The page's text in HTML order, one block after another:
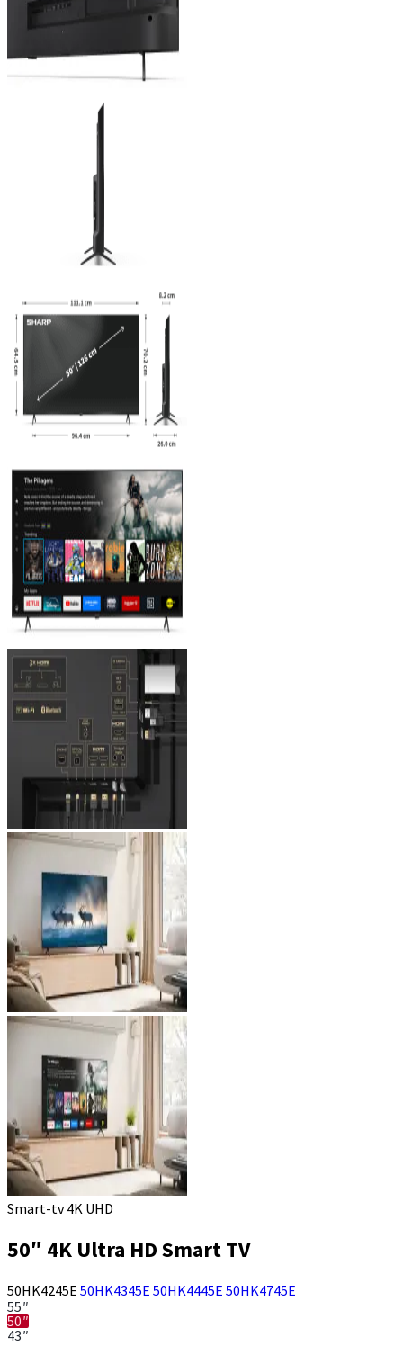
Smart-tv 4K UHD
50″ 4K Ultra HD Smart TV
50HK4245E 50HK4345E 50HK4445E 50HK4745E
55″
50″
43″